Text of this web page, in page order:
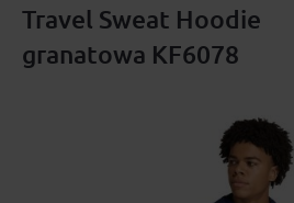
Travel Sweat Hoodie
granatowa KF6078